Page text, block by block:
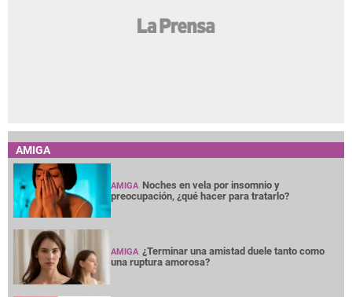
AMIGA
AMIGA Noches en vela por insomnio y
preocupación, ¿qué hacer para tratarlo?
AMIGA ¿Terminar una amistad duele tanto como
una ruptura amorosa?